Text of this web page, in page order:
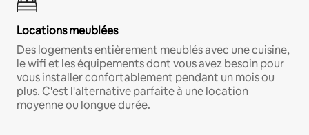
Locations meublées
Des logements entièrement meublés avec une cuisine,
le wifi et les équipements dont vous avez besoin pour
vous installer confortablement pendant un mois ou
plus. C'est l'alternative parfaite à une location
moyenne ou longue durée.